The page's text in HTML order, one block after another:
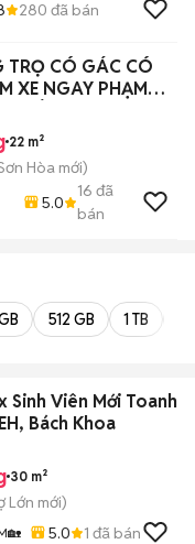
280 đã bán
TRỌ CÓ GÁC CÓ
XE NGAY PHẠM
VIÊN
22 m²
Hòa mới)
5.0
16 đã
bán
512 GB 1 TB
Sinh Viên Mới Toanh
Bách Khoa
30 m²
Lớn mới)
5.0 1 đã bán